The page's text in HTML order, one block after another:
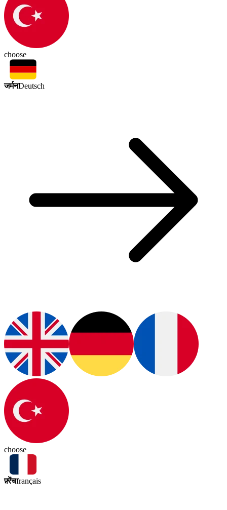
choose
जर्मनDeutsch
choose
फ़्रेंचfrançais